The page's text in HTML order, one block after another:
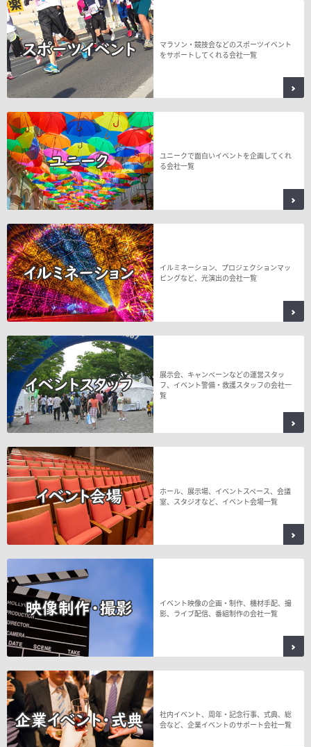
マラソン・競技会などのスポーツイベント
をサポートしてくれる会社一覧
ユニークで面白いイベントを企画してくれ
る会社一覧
イルミネーション、プロジェクションマッ
ピングなど、光演出の会社一覧
展示会、キャンペーンなどの運営スタッ
フ、イベント警備・救護スタッフの会社一
覧
ホール、展示場、イベントスペース、会議
室、スタジオなど、イベント会場一覧
イベント映像の企画・制作、機材手配、撮
影、ライブ配信、番組制作の会社一覧
社内イベント、周年・記念行事、式典、総
会など、企業イベントのサポート会社一覧